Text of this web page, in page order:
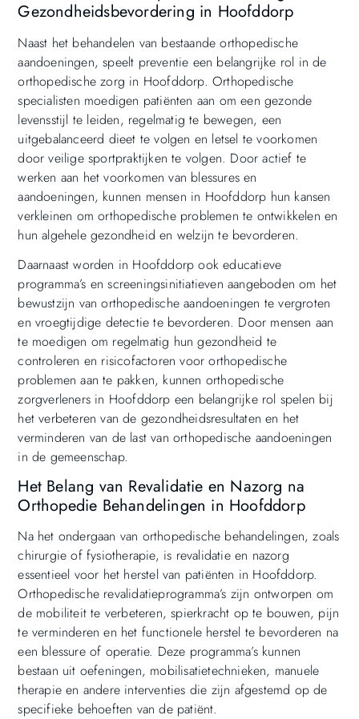
Gezondheidsbevordering in Hoofddorp
Naast het behandelen van bestaande orthopedische
aandoeningen, speelt preventie een belangrijke rol in de
orthopedische zorg in Hoofddorp. Orthopedische
specialisten moedigen patiënten aan om een gezonde
levensstijl te leiden, regelmatig te bewegen, een
uitgebalanceerd dieet te volgen en letsel te voorkomen
door veilige sportpraktijken te volgen. Door actief te
werken aan het voorkomen van blessures en
aandoeningen, kunnen mensen in Hoofddorp hun kansen
verkleinen om orthopedische problemen te ontwikkelen en
hun algehele gezondheid en welzijn te bevorderen.
Daarnaast worden in Hoofddorp ook educatieve
programma’s en screeningsinitiatieven aangeboden om het
bewustzijn van orthopedische aandoeningen te vergroten
en vroegtijdige detectie te bevorderen. Door mensen aan
te moedigen om regelmatig hun gezondheid te
controleren en risicofactoren voor orthopedische
problemen aan te pakken, kunnen orthopedische
zorgverleners in Hoofddorp een belangrijke rol spelen bij
het verbeteren van de gezondheidsresultaten en het
verminderen van de last van orthopedische aandoeningen
in de gemeenschap.
Het Belang van Revalidatie en Nazorg na
Orthopedie Behandelingen in Hoofddorp
Na het ondergaan van orthopedische behandelingen, zoals
chirurgie of fysiotherapie, is revalidatie en nazorg
essentieel voor het herstel van patiënten in Hoofddorp.
Orthopedische revalidatieprogramma’s zijn ontworpen om
de mobiliteit te verbeteren, spierkracht op te bouwen, pijn
te verminderen en het functionele herstel te bevorderen na
een blessure of operatie. Deze programma’s kunnen
bestaan uit oefeningen, mobilisatietechnieken, manuele
therapie en andere interventies die zijn afgestemd op de
specifieke behoeften van de patiënt.